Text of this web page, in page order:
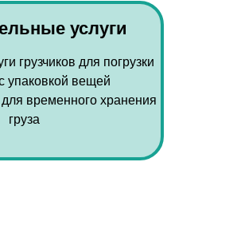
услуги
грузчиков для погрузки
упаковкой вещей
временного хранения
груза